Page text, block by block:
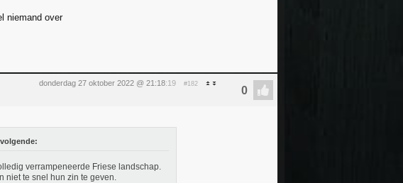
niemand over
donderdag 27 oktober 2022 @ 21:18:19 #182
verrampeneerde Friese landschap.
niet te snel hun zin te geven.